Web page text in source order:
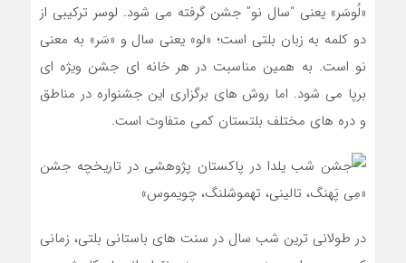
«لُوسَر» یعنی “سال نو” جشن گرفته می شود. لوسر ترکیبی از
دو کلمه به زبان بلتی است؛ «لو» یعنی سال و «سَر» به معنی
نو است. به همین مناسبت در هر خانه ای جشن ویژه ای
برپا می شود. اما روش های برگزاری این جشنواره در مناطق
و دره های مختلف بلتستان کمی متفاوت است.
در طولانی ترین شب سال در سنت های باستانی بلتی، زمانی